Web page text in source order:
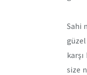
Sahi
size